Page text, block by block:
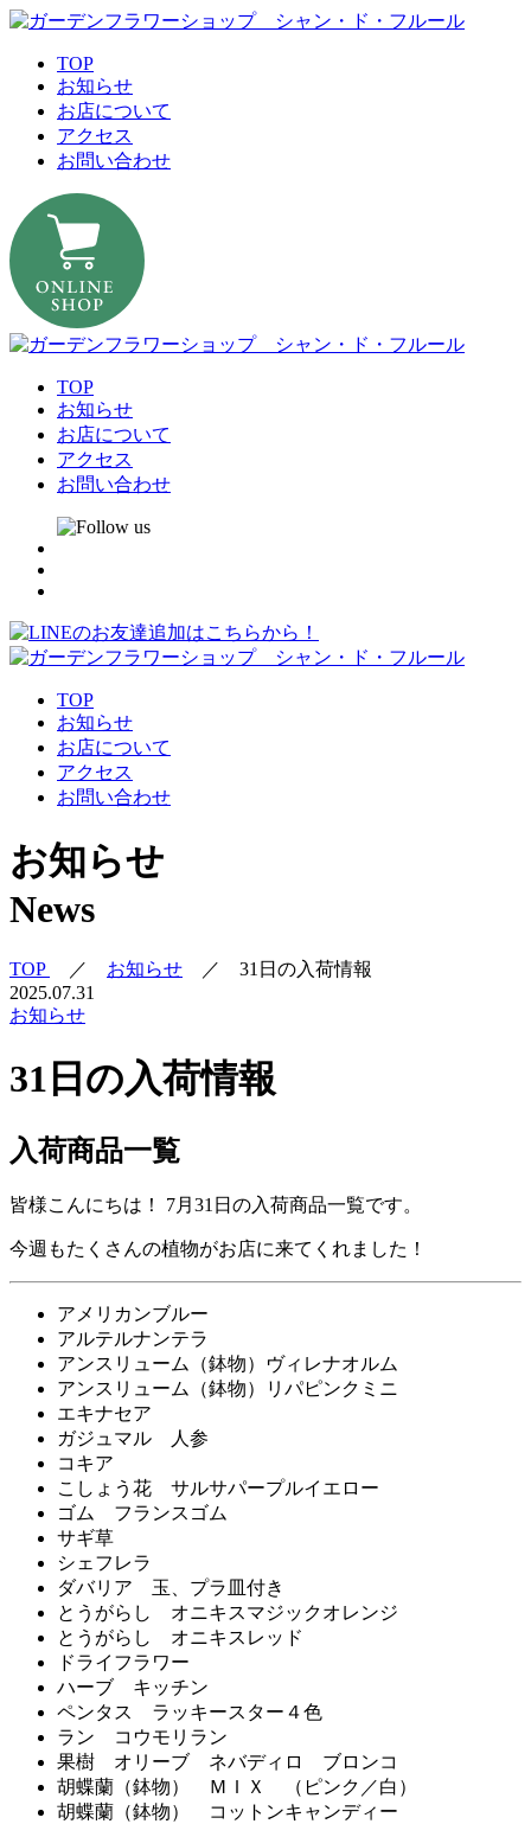
TOP
お知らせ
お店について
アクセス
お問い合わせ
TOP
お知らせ
お店について
アクセス
お問い合わせ
TOP
お知らせ
お店について
アクセス
お問い合わせ
お知らせ
News
TOP ／ お知らせ ／ 31日の入荷情報
2025.07.31
お知らせ
31日の入荷情報
入荷商品一覧
皆様こんにちは！ 7月31日の入荷商品一覧です。
今週もたくさんの植物がお店に来てくれました！
アメリカンブルー
アルテルナンテラ
アンスリューム（鉢物）ヴィレナオルム
アンスリューム（鉢物）リパピンクミニ
エキナセア
ガジュマル 人参
コキア
こしょう花 サルサパープルイエロー
ゴム フランスゴム
サギ草
シェフレラ
ダバリア 玉、プラ皿付き
とうがらし オニキスマジックオレンジ
とうがらし オニキスレッド
ドライフラワー
ハーブ キッチン
ペンタス ラッキースター４色
ラン コウモリラン
果樹 オリーブ ネバディロ ブロンコ
胡蝶蘭（鉢物） ＭＩＸ （ピンク／白）
胡蝶蘭（鉢物） コットンキャンディー